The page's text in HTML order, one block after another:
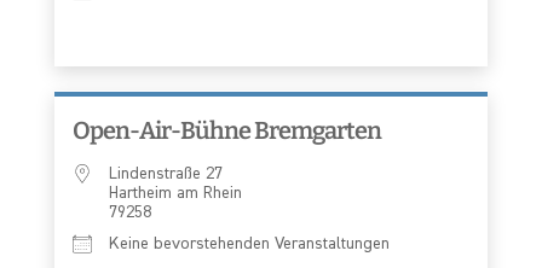
Open-Air-Bühne Bremgarten
Lindenstraße 27
Hartheim am Rhein
79258
Keine bevorstehenden Veranstaltungen